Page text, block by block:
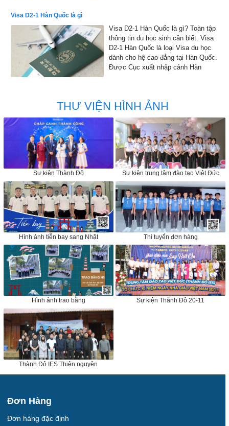
Visa D2-1 Hàn Quốc là gì
Visa D2-1 Hàn Quốc là gì? Toàn tập
thông tin du học sinh cần biết. Visa
D2-1 Hàn Quốc là loại Visa du học
dành cho hệ cao đẳng tại Hàn Quốc.
Được Cục xuất nhập cảnh Hàn
THƯ VIỆN HÌNH ẢNH
Sự kiện Thành Đô Sự kiện trung tâm đào tạo Việt Đức
Hình ảnh tiễn bay sang Nhật Thi tuyển đơn hàng
Hình ảnh trao bằng Sự kiện Thành Đô 20-11
Thành Đô IES Thiện nguyện
Đơn Hàng
Đơn hàng đặc định